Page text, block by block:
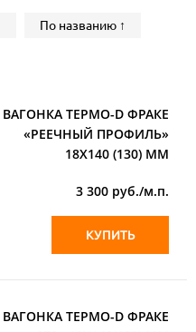
По названию ↑
ВАГОНКА ТЕРМО-D ФРАКЕ
«РЕЕЧНЫЙ ПРОФИЛЬ»
18Х140 (130) ММ
3 300 руб./м.п.
КУПИТЬ
ВАГОНКА ТЕРМО-D ФРАКЕ